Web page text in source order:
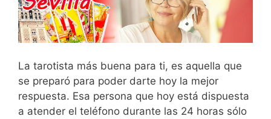
La tarotista más buena para ti, es aquella que
se preparó para poder darte hoy la mejor
respuesta. Esa persona que hoy está dispuesta
a atender el teléfono durante las 24 horas sólo